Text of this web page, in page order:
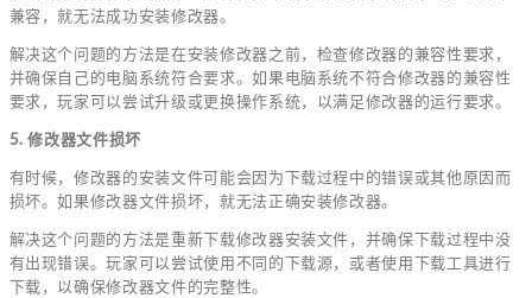
兼容，就无法成功安装修改器。
解决这个问题的方法是在安装修改器之前，检查修改器的兼容性要求，
并确保自己的电脑系统符合要求。如果电脑系统不符合修改器的兼容性
要求，玩家可以尝试升级或更换操作系统，以满足修改器的运行要求。
5. 修改器文件损坏
有时候，修改器的安装文件可能会因为下载过程中的错误或其他原因而
损坏。如果修改器文件损坏，就无法正确安装修改器。
解决这个问题的方法是重新下载修改器安装文件，并确保下载过程中没
有出现错误。玩家可以尝试使用不同的下载源，或者使用下载工具进行
下载，以确保修改器文件的完整性。